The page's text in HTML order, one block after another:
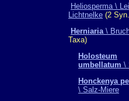
Heliosperma \
Lichtnelke (2
Herniaria\
Taxa)
Holosteum
umbellatum \
Honckenya
\ Salz-Miere